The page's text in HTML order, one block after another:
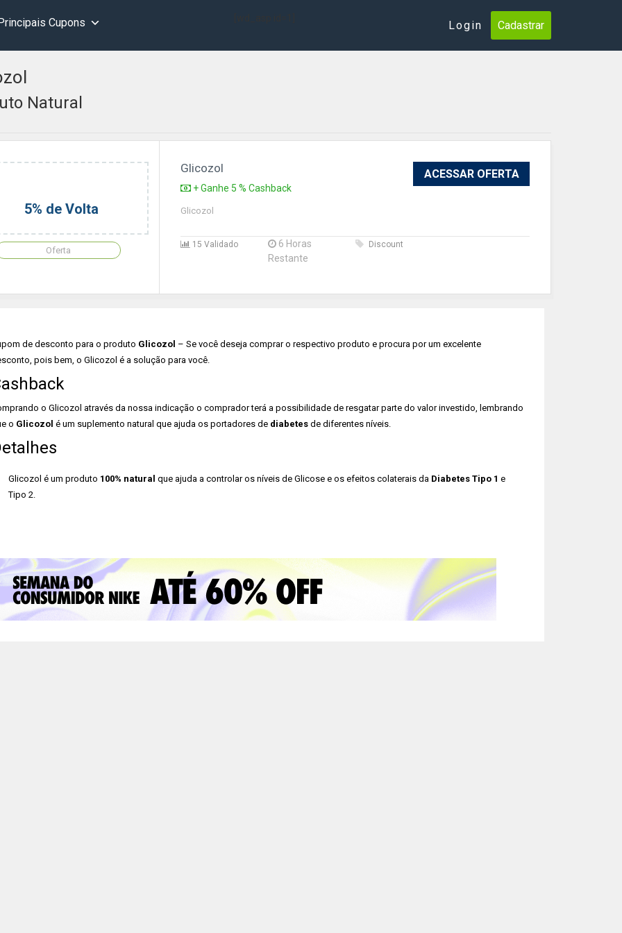
Cupons Login Cadastrar
Natural
5% de Volta
Oferta
Glicozol
+ Ganhe 5 % Cashback
ACESSAR OFERTA
Glicozol
15 Validado
6 Horas
Restante
Discount
de desconto para o produto Glicozol – Se você deseja comprar o respectivo produto e procura por um excelente
pois bem, o Glicozol é a solução para você.
o Glicozol através da nossa indicação o comprador terá a possibilidade de resgatar parte do valor investido, lembrando
o Glicozol é um suplemento natural que ajuda os portadores de diabetes de diferentes níveis.
Glicozol é um produto 100% natural que ajuda a controlar os níveis de Glicose e os efeitos colaterais da Diabetes Tipo 1 e
Tipo 2.